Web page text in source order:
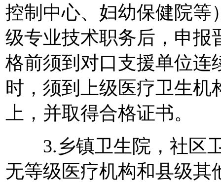
控制中心、妇幼保健院等
级专业技术职务后，申报
格前须到对口支援单位连
时，须到上级医疗卫生机
上，并取得合格证书。
3.乡镇卫生院，社区卫
无等级医疗机构和县级其